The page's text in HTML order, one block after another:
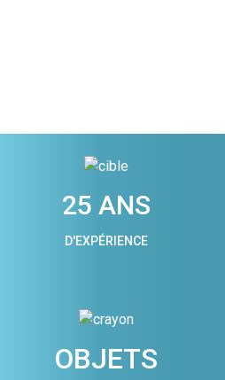
25 ANS
D'EXPÉRIENCE
OBJETS